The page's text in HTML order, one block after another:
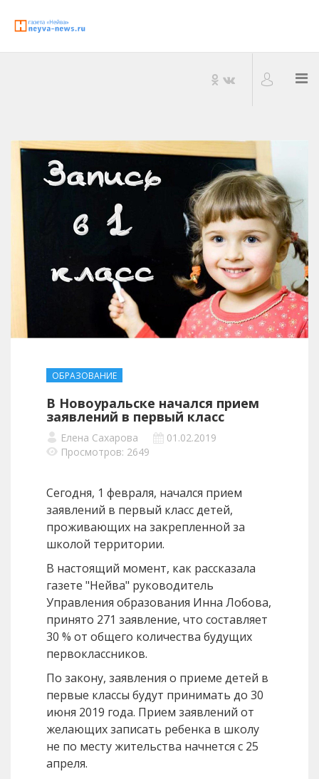
ОБРАЗОВАНИЕ
В Новоуральске начался прием
заявлений в первый класс
Елена Сахарова
01.02.2019
Просмотров: 2649
Сегодня, 1 февраля, начался прием
заявлений в первый класс детей,
проживающих на закрепленной за
школой территории.
В настоящий момент, как рассказала
газете "Нейва" руководитель
Управления образования Инна Лобова,
принято 271 заявление, что составляет
30 % от общего количества будущих
первоклассников.
По закону, заявления о приеме детей в
первые классы будут принимать до 30
июня 2019 года. Прием заявлений от
желающих записать ребенка в школу
не по месту жительства начнется с 25
апреля.